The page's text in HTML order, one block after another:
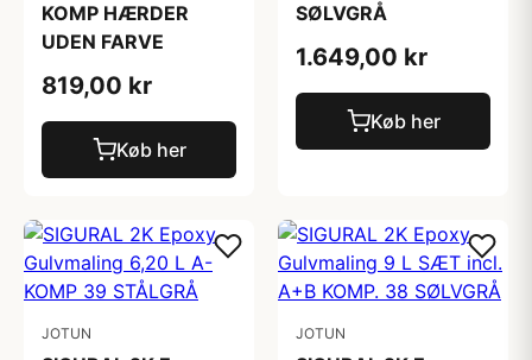
KOMP HÆRDER
UDEN FARVE
819,00 kr
Køb her
SØLVGRÅ
1.649,00 kr
Køb her
JOTUN JOTUN